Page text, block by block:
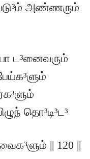
அண்ணரும்
ட³னைவரும்
தொ³டி³ட³
|| 120 ||